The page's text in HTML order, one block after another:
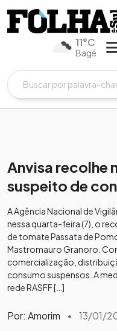
11°C
Bagé
Anvisa recolhe
suspeito de
A Agência Nacional de
nessa quarta-feira (7), o
de tomate Passata de
Mastromauro Granoro.
comercialização,
consumo suspensos. A
rede RASFF […]
Por: Amorim • 13/01/